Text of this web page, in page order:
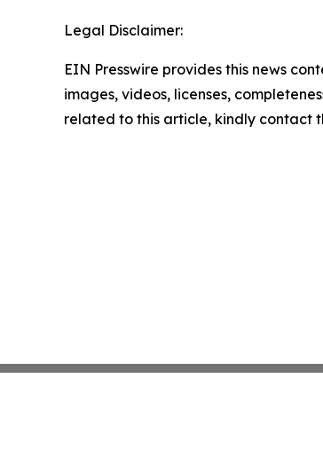
Legal Disclaimer:
EIN Presswire provides this news
images, videos, licenses,
related to this article, kindly contact